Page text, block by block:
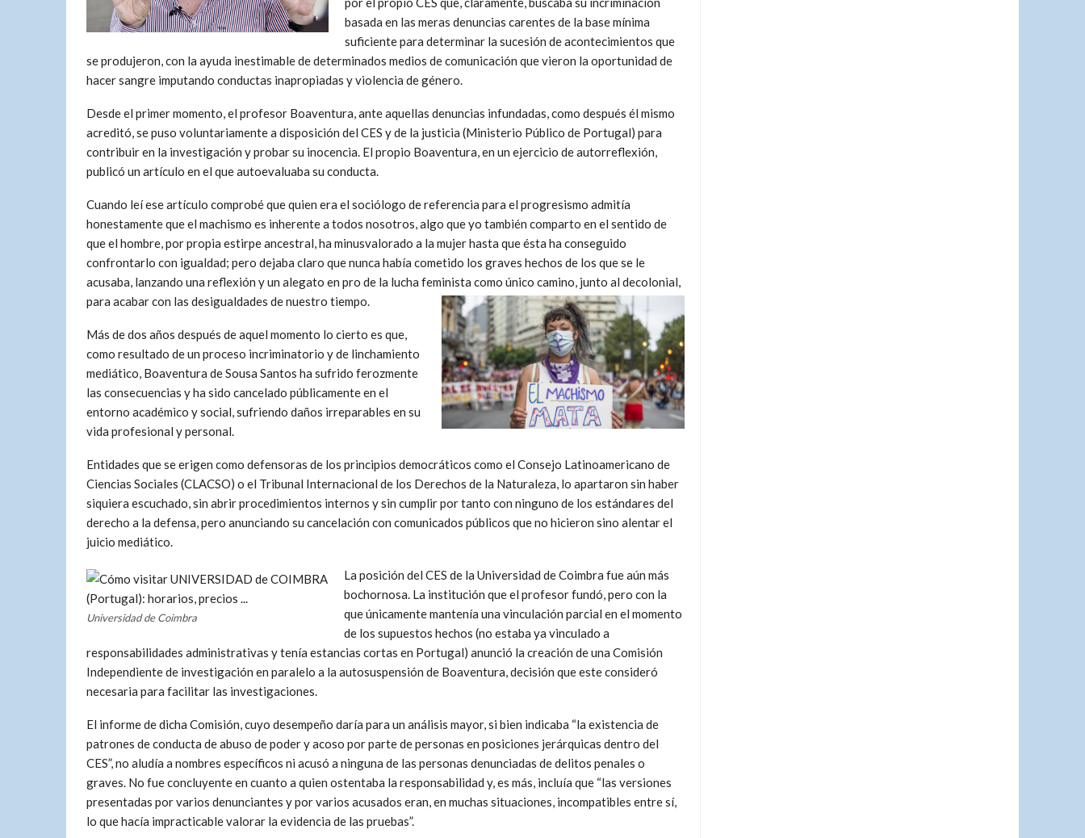
basada en las meras denuncias carentes de la base mínima
suficiente para determinar la sucesión de acontecimientos que
se produjeron, con la ayuda inestimable de determinados medios de comunicación que vieron la oportunidad de
hacer sangre imputando conductas inapropiadas y violencia de género.
Desde el primer momento, el profesor Boaventura, ante aquellas denuncias infundadas, como después él mismo
acreditó, se puso voluntariamente a disposición del CES y de la justicia (Ministerio Público de Portugal) para
contribuir en la investigación y probar su inocencia. El propio Boaventura, en un ejercicio de autorreflexión,
publicó un artículo en el que autoevaluaba su conducta.
Cuando leí ese artículo comprobé que quien era el sociólogo de referencia para el progresismo admitía
honestamente que el machismo es inherente a todos nosotros, algo que yo también comparto en el sentido de
que el hombre, por propia estirpe ancestral, ha minusvalorado a la mujer hasta que ésta ha conseguido
confrontarlo con igualdad; pero dejaba claro que nunca había cometido los graves hechos de los que se le
acusaba, lanzando una reflexión y un alegato en pro de la lucha feminista como único camino, junto al decolonial,
para acabar con las desigualdades de nuestro tiempo.
Más de dos años después de aquel momento lo cierto es que,
como resultado de un proceso incriminatorio y de linchamiento
mediático, Boaventura de Sousa Santos ha sufrido ferozmente
las consecuencias y ha sido cancelado públicamente en el
entorno académico y social, sufriendo daños irreparables en su
vida profesional y personal.
Entidades que se erigen como defensoras de los principios democráticos como el Consejo Latinoamericano de
Ciencias Sociales (CLACSO) o el Tribunal Internacional de los Derechos de la Naturaleza, lo apartaron sin haber
siquiera escuchado, sin abrir procedimientos internos y sin cumplir por tanto con ninguno de los estándares del
derecho a la defensa, pero anunciando su cancelación con comunicados públicos que no hicieron sino alentar el
juicio mediático.
Universidad de Coimbra
La posición del CES de la Universidad de Coimbra fue aún más
bochornosa. La institución que el profesor fundó, pero con la
que únicamente mantenía una vinculación parcial en el momento
de los supuestos hechos (no estaba ya vinculado a
responsabilidades administrativas y tenía estancias cortas en Portugal) anunció la creación de una Comisión
Independiente de investigación en paralelo a la autosuspensión de Boaventura, decisión que este consideró
necesaria para facilitar las investigaciones.
El informe de dicha Comisión, cuyo desempeño daría para un análisis mayor, si bien indicaba “la existencia de
patrones de conducta de abuso de poder y acoso por parte de personas en posiciones jerárquicas dentro del
CES”, no aludía a nombres específicos ni acusó a ninguna de las personas denunciadas de delitos penales o
graves. No fue concluyente en cuanto a quien ostentaba la responsabilidad y, es más, incluía que “las versiones
presentadas por varios denunciantes y por varios acusados eran, en muchas situaciones, incompatibles entre sí,
lo que hacía impracticable valorar la evidencia de las pruebas”.